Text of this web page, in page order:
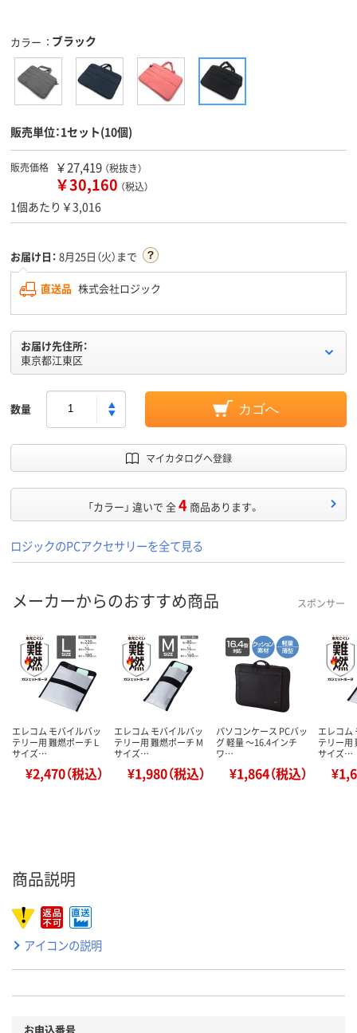
カラー ブラック
販売単位：1セット(10個)
販売価格 ￥27,419 （税抜き）
￥30,160 （税込）
1個あたり￥3,016
お届け日： 8月25日（火）まで
直送品 株式会社ロジック
お届け先住所：
東京都江東区
数量 カゴへ
マイカタログへ登録
「カラー」 違いで 全4 商品あります。
ロジックのPCアクセサリーを全て見る
メーカーからのおすすめ商品 スポンサー
エレコム モバイルバッ
テリー用 難燃ポーチ L
サイズ…
¥2,470（税込）
エレコム モバイルバッ
テリー用 難燃ポーチ M
サイズ…
¥1,980（税込）
パソコンケース PCバッ
グ 軽量 ～16.4インチ
ワ…
¥1,864（税込）
エレコム
テリー用
サイズ…
商品説明
アイコンの説明
お申込番号